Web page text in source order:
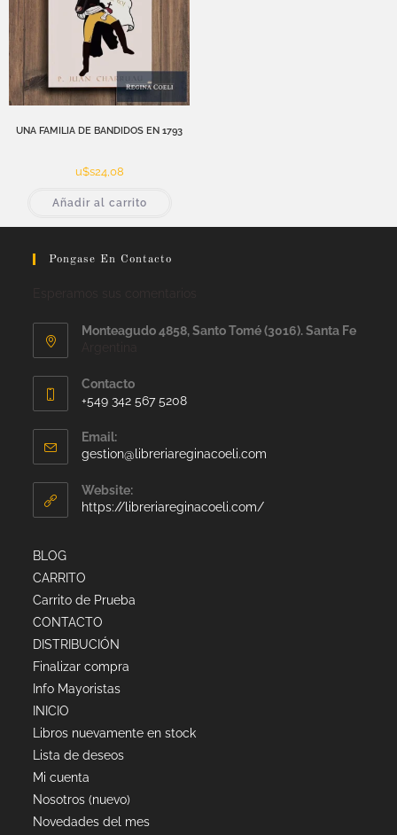
UNA FAMILIA DE BANDIDOS EN 1793
u$s24,08
Añadir al carrito
Pongase En Contacto
Monteagudo 4858, Santo Tomé (3016). Santa Fe
Contacto
+549 342 567 5208
Email:
gestion@libreriareginacoeli.com
Website:
https://libreriareginacoeli.com/
BLOG
CARRITO
Carrito de Prueba
CONTACTO
DISTRIBUCIÓN
Finalizar compra
Info Mayoristas
INICIO
Libros nuevamente en stock
Lista de deseos
Mi cuenta
Nosotros (nuevo)
Novedades del mes